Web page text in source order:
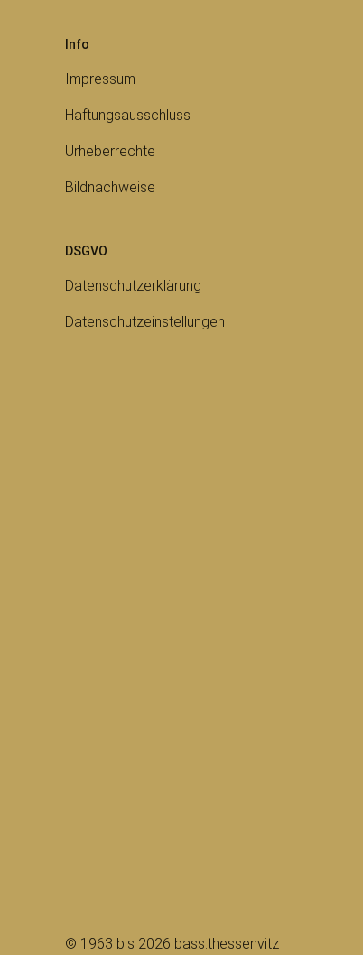
Info
Impressum
Haftungsausschluss
Urheberrechte
Bildnachweise
DSGVO
Datenschutzerklärung
Datenschutzeinstellungen
© 1963 bis 2026 bass.thessenvitz